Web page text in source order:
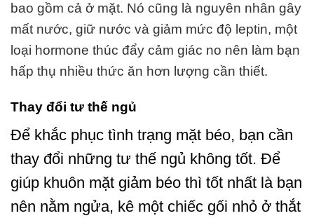
bao gồm cả ở mặt. Nó cũng là nguyên nhân gây
mất nước, giữ nước và giảm mức độ leptin, một
loại hormone thúc đẩy cảm giác no nên làm bạn
hấp thụ nhiều thức ăn hơn lượng cần thiết.
Thay đổi tư thế ngủ
Để khắc phục tình trạng mặt béo, bạn cần
thay đổi những tư thế ngủ không tốt. Để
giúp khuôn mặt giảm béo thì tốt nhất là bạn
nên nằm ngửa, kê một chiếc gối nhỏ ở thắt